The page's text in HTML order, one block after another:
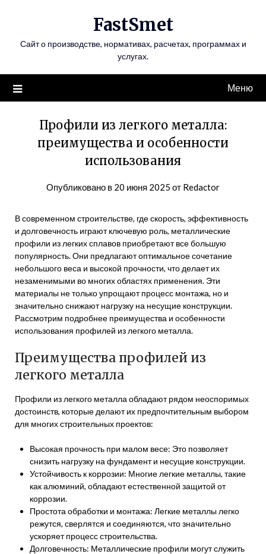
FastSmet
Сайт о производстве, нормативах, расчетах, программах и
услугах.
Меню
Профили из легкого металла:
преимущества и особенности
использования
Опубликовано в 20 июня 2025 от Redactor
В современном строительстве, где скорость, эффективность
и долговечность играют ключевую роль, металлические
профили из легких сплавов приобретают все большую
популярность. Они предлагают оптимальное сочетание
небольшого веса и высокой прочности, что делает их
незаменимыми во многих областях применения. Эти
материалы не только упрощают процесс монтажа, но и
значительно снижают нагрузку на несущие конструкции.
Рассмотрим подробнее преимущества и особенности
использования профилей из легкого металла.
Преимущества профилей из
легкого металла
Профили из легкого металла обладают рядом неоспоримых
достоинств, которые делают их предпочтительным выбором
для многих строительных проектов:
Высокая прочность при малом весе: Это позволяет
снизить нагрузку на фундамент и несущие конструкции.
Устойчивость к коррозии: Многие легкие металлы, такие
как алюминий, обладают естественной защитой от
коррозии.
Простота обработки и монтажа: Легкие металлы легко
режутся, сверлятся и соединяются, что значительно
ускоряет процесс строительства.
Долговечность: Металлические профили могут служить